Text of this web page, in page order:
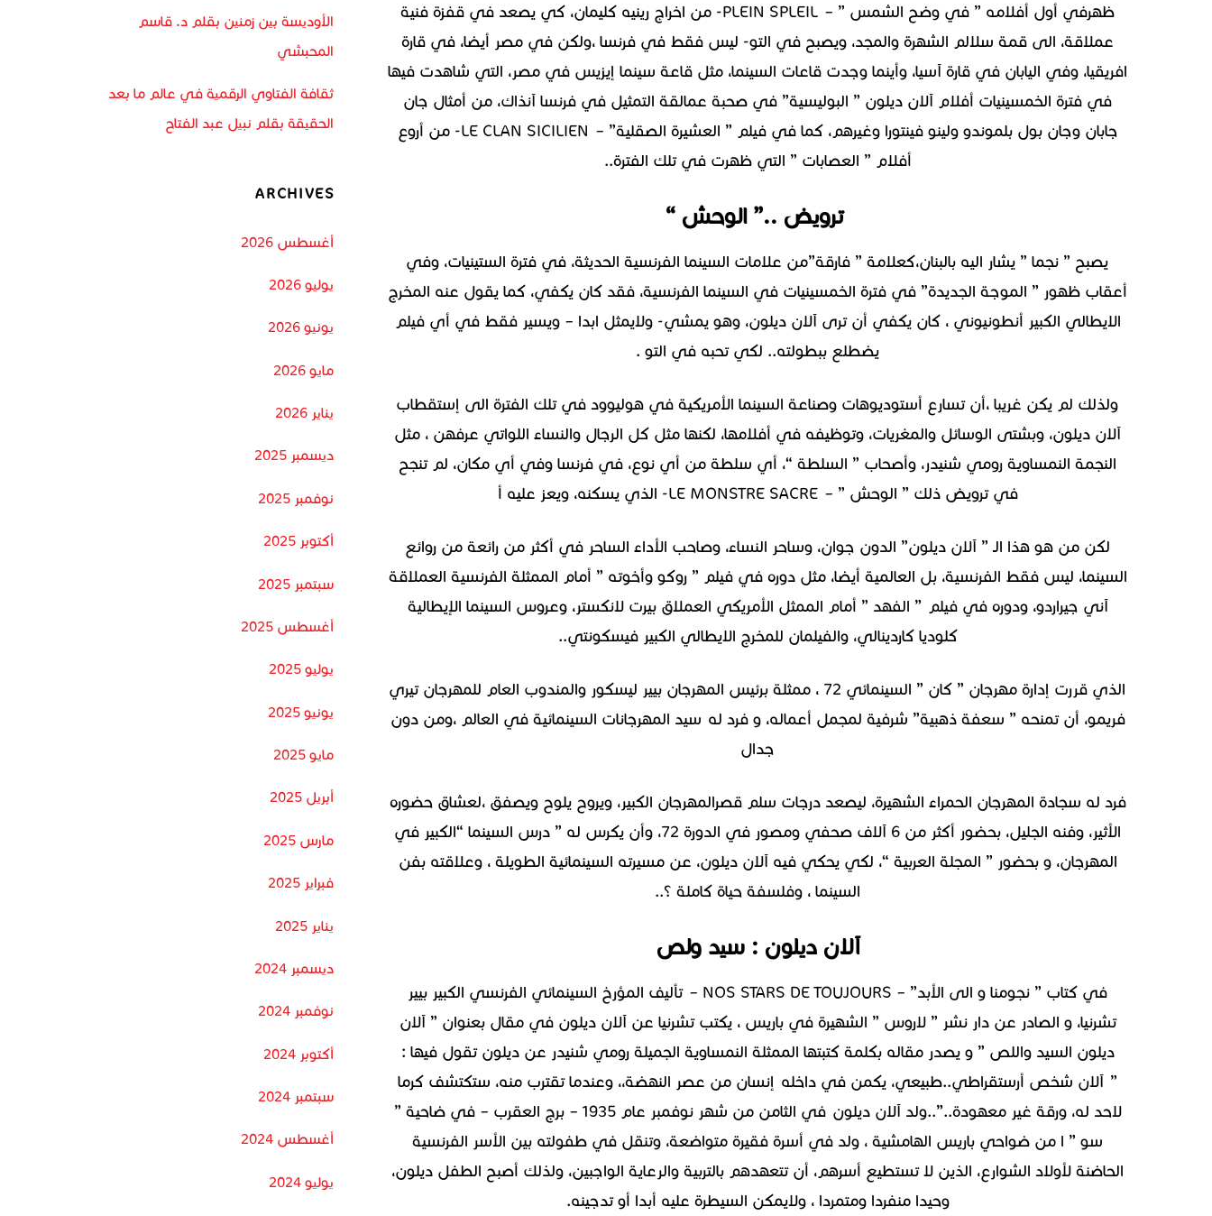
ظهرفي أول أفلامه ” في وضح الشمس ” – PLEIN SPLEIL- من اخراج رينيه كليمان، كي يصعد في قفزة فنية
عملاقة، الى قمة سلالم الشهرة والمجد، ويصبح في التو- ليس فقط في فرنسا ،ولكن في مصر أيضا، في قارة
افريقيا، وفي اليابان في قارة آسيا، وأينما وجدت قاعات السينما، مثل قاعة سينما إيزيس في مصر، التي شاهدت فيها
في فترة الخمسينيات أفلام آلان ديلون ” البوليسية” في صحبة عمالقة التمثيل في فرنسا آنذاك، من أمثال جان
جابان وجان بول بلموندو ولينو فينتورا وغيرهم، كما في فيلم ” العشيرة الصقلية” – LE CLAN SICILIEN- من أروع
أفلام ” العصابات ” التي ظهرت في تلك الفترة..
ترويض ..” الوحش “
يصبح ” نجما ” يشار اليه بالبنان،كعلامة ” فارقة”من علامات السينما الفرنسية الحديثة، في فترة الستينيات، وفي
أعقاب ظهور ” الموجة الجديدة” في فترة الخمسينيات في السينما الفرنسية، فقد كان يكفي، كما يقول عنه المخرج
الايطالي الكبير أنطونيوني ، كان يكفي أن ترى آلان ديلون، وهو يمشي- ولايمثل ابدا – ويسير فقط في أي فيلم
يضطلع ببطولته.. لكي تحبه في التو .
ولذلك لم يكن غريبا ،أن تسارع أستوديوهات وصناعة السينما الأمريكية في هوليوود في تلك الفترة الى إستقطاب
آلان ديلون، وبشتى الوسائل والمغريات، وتوظيفه في أفلامها، لكنها مثل كل الرجال والنساء اللواتي عرفهن ، مثل
النجمة النمساوية رومي شنيدر، وأصحاب ” السلطة “، أي سلطة من أي نوع، في فرنسا وفي أي مكان، لم تنجح
في ترويض ذلك ” الوحش ” – LE MONSTRE SACRE- الذي يسكنه، ويعز عليه أ
لكن من هو هذا الـ ” آلان ديلون” الدون جوان، وساحر النساء، وصاحب الأداء الساحر في أكثر من رائعة من روائع
السينما، ليس فقط الفرنسية، بل العالمية أيضا، مثل دوره في فيلم ” روكو وأخوته ” أمام الممثلة الفرنسية العملاقة
آني جيراردو، ودوره في فيلم ” الفهد ” أمام الممثل الأمريكي العملاق بيرت لانكستر، وعروس السينما الإيطالية
كلوديا كاردينالي، والفيلمان للمخرج الايطالي الكبير فيسكونتي..
الذي قررت إدارة مهرجان ” كان ” السينمائي 72 ، ممثلة برئيس المهرجان بيير ليسكور والمندوب العام للمهرجان تيري
فريمو، أن تمنحه ” سعفة ذهبية” شرفية لمجمل أعماله، و فرد له سيد المهرجانات السينمائية في العالم ،ومن دون
جدال
فرد له سجادة المهرجان الحمراء الشهيرة، ليصعد درجات سلم قصرالمهرجان الكبير، ويروح يلوح ويصفق ،لعشاق حضوره
الأثير، وفنه الجليل، بحضور أكثر من 6 آلاف صحفي ومصور في الدورة 72، وأن يكرس له ” درس السينما “الكبير في
المهرجان، و بحضور ” المجلة العربية “، لكي يحكي فيه آلان ديلون، عن مسيرته السينمائية الطويلة ، وعلاقته بفن
السينما ، وفلسفة حياة كاملة ؟..
آلان ديلون : سيد ولص
في كتاب ” نجومنا و الى الأبد” – NOS STARS DE TOUJOURS – تأليف المؤرخ السينمائي الفرنسي الكبير بيير
تشرنيا، و الصادر عن دار نشر ” لاروس ” الشهيرة في باريس ، يكتب تشرنيا عن آلان ديلون في مقال بعنوان ” آلان
ديلون السيد واللص ” و يصدر مقاله بكلمة كتبتها الممثلة النمساوية الجميلة رومي شنيدر عن ديلون تقول فيها :
” آلان شخص أرستقراطي..طبيعي، يكمن في داخله إنسان من عصر النهضة،، وعندما تقترب منه، ستكتشف كرما
لاحد له، ورقة غير معهودة..”..ولد آلان ديلون في الثامن من شهر نوفمبر عام 1935 – برج العقرب – في ضاحية ”
سو ” ا من ضواحي باريس الهامشية ، ولد في أسرة فقيرة متواضعة، وتنقل في طفولته بين الأسر الفرنسية
الحاضنة لأولاد الشوارع، الذين لا تستطيع أسرهم، أن تتعهدهم بالتربية والرعاية الواجبين، ولذلك أصبح الطفل ديلون،
وحيدا منفردا ومتمردا ، ولايمكن السيطرة عليه أبدا أو تدجينه.
الأوديسة بين زمنين بقلم د. قاسم
المحبشي
ثقافة الفتاوي الرقمية في عالم ما بعد
الحقيقة بقلم نبيل عبد الفتاح
ARCHIVES
أغسطس 2026
يوليو 2026
يونيو 2026
مايو 2026
يناير 2026
ديسمبر 2025
نوفمبر 2025
أكتوبر 2025
سبتمبر 2025
أغسطس 2025
يوليو 2025
يونيو 2025
مايو 2025
أبريل 2025
مارس 2025
فبراير 2025
يناير 2025
ديسمبر 2024
نوفمبر 2024
أكتوبر 2024
سبتمبر 2024
أغسطس 2024
يوليو 2024